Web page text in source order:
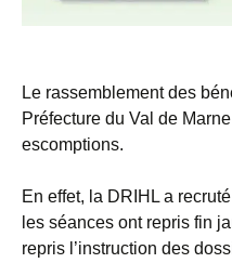
Le rassemblement des
Préfecture du Val de
escomptions.
En effet, la DRIHL a
les séances ont repris fin
repris l’instruction des